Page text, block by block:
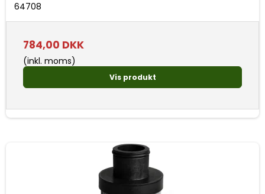
64708
784,00 DKK
(inkl. moms)
Vis produkt